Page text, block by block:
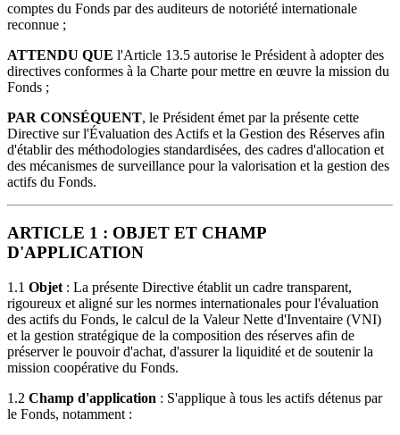
comptes du Fonds par des auditeurs de notoriété internationale
reconnue ;
ATTENDU QUE l'Article 13.5 autorise le Président à adopter des
directives conformes à la Charte pour mettre en œuvre la mission du
Fonds ;
PAR CONSÉQUENT, le Président émet par la présente cette
Directive sur l'Évaluation des Actifs et la Gestion des Réserves afin
d'établir des méthodologies standardisées, des cadres d'allocation et
des mécanismes de surveillance pour la valorisation et la gestion des
actifs du Fonds.
ARTICLE 1 : OBJET ET CHAMP
D'APPLICATION
1.1 Objet : La présente Directive établit un cadre transparent,
rigoureux et aligné sur les normes internationales pour l'évaluation
des actifs du Fonds, le calcul de la Valeur Nette d'Inventaire (VNI)
et la gestion stratégique de la composition des réserves afin de
préserver le pouvoir d'achat, d'assurer la liquidité et de soutenir la
mission coopérative du Fonds.
1.2 Champ d'application : S'applique à tous les actifs détenus par
le Fonds, notamment :